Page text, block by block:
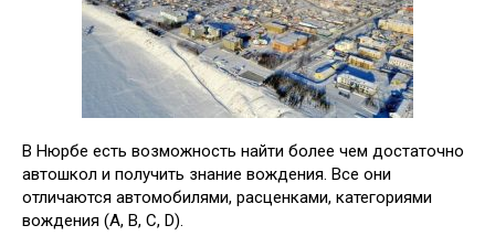
В Нюрбе есть возможность найти более чем достаточно
автошкол и получить знание вождения. Все они
отличаются автомобилями, расценками, категориями
вождения (А, B, C, D).